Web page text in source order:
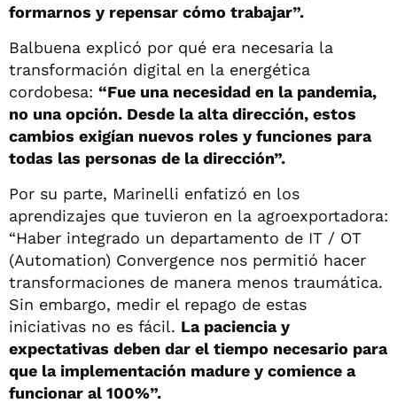
formarnos y repensar cómo trabajar”.
Balbuena explicó por qué era necesaria la
transformación digital en la energética
cordobesa: “Fue una necesidad en la pandemia,
no una opción. Desde la alta dirección, estos
cambios exigían nuevos roles y funciones para
todas las personas de la dirección”.
Por su parte, Marinelli enfatizó en los
aprendizajes que tuvieron en la agroexportadora:
“Haber integrado un departamento de IT / OT
(Automation) Convergence nos permitió hacer
transformaciones de manera menos traumática.
Sin embargo, medir el repago de estas
iniciativas no es fácil. La paciencia y
expectativas deben dar el tiempo necesario para
que la implementación madure y comience a
funcionar al 100%”.